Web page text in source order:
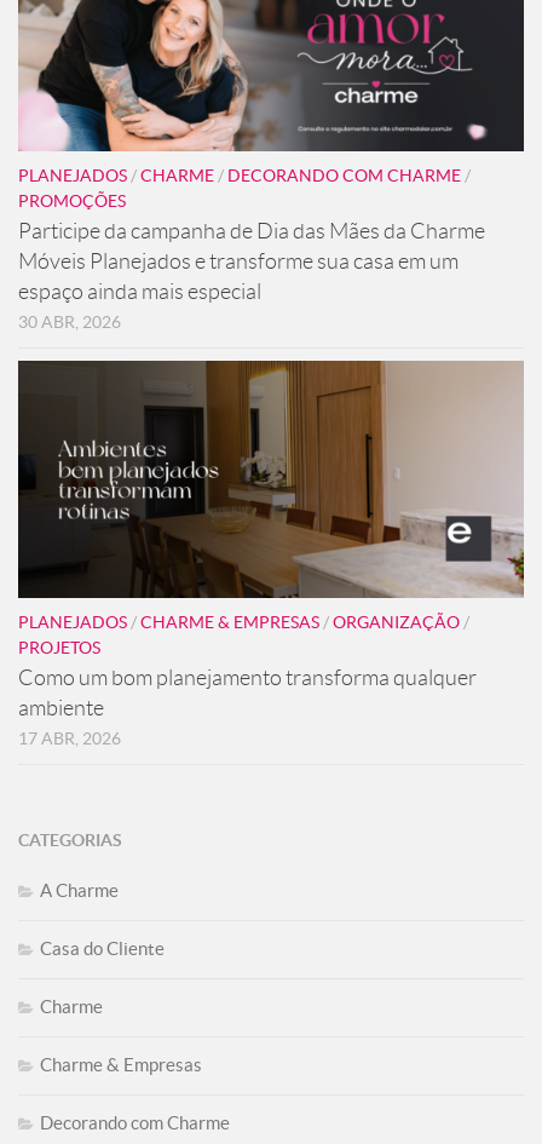
PLANEJADOS /CHARME / DECORANDO COM CHARME /
PROMOÇÕES
Participe da campanha de Dia das Mães da Charme
Móveis Planejados e transforme sua casa em um
espaço ainda mais especial
30 ABR, 2026
PLANEJADOS/CHARME & EMPRESAS/ORGANIZAÇÃO/
PROJETOS
Como um bom planejamento transforma qualquer
ambiente
17 ABR, 2026
CATEGORIAS
A Charme
Casa do Cliente
Charme
Charme & Empresas
Decorando com Charme